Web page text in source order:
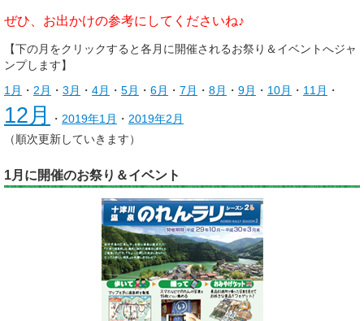
ぜひ、お出かけの参考にしてくださいね♪
【下の月をクリックすると各月に開催されるお祭り＆イベントへジャ
ンプします】
1月 ・ 2月 ・ 3月 ・ 4月 ・ 5月 ・ 6月 ・ 7月 ・ 8月 ・ 9月 ・ 10月 ・ 11月 ・
12月 ・ 2019年1月 ・ 2019年2月
（順次更新していきます）
1月に開催のお祭り＆イベント